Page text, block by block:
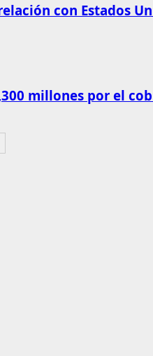
con Estados
millones por el